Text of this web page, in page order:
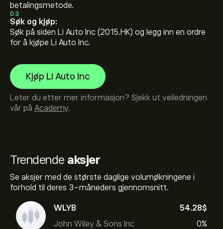
Trendende aksjer
Se aksjer med de største daglige volumøkningene i
forhold til deres 3-måneders gjennomsnitt.
WLYB
John Wiley & Sons Inc
54.28‎$‎
0%
betalingsmetode.
03
Søk og kjøp:
Søk på siden Li Auto Inc (2015.HK) og legg inn en ordre
for å kjøpe Li Auto Inc.
Kjøp Li Auto Inc
Leter du etter mer informasjon? Sjekk ut veiledningen
vår på Academy.